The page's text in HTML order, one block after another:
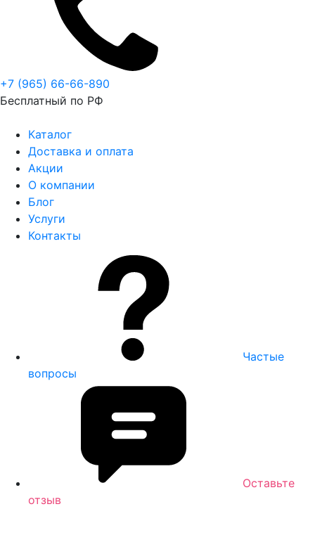
+7 (965) 66-66-890
Бесплатный по РФ
Каталог
Доставка и оплата
Акции
О компании
Блог
Услуги
Контакты
Частые
вопросы
Оставьте
отзыв